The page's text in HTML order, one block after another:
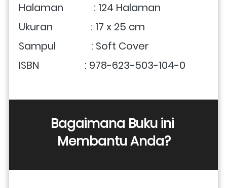
Halaman            : 124 Halaman
Ukuran               : 17 x 25 cm
Sampul              : Soft Cover
ISBN                  : 978-623-503-104-0
Bagaimana Buku ini
Membantu Anda?